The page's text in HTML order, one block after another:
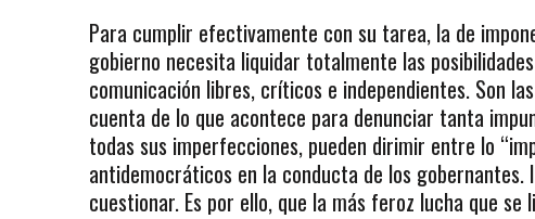
Para cumplir efectivamente con su tarea, la de
gobierno necesita liquidar totalmente las
comunicación libres, críticos e independientes. Son
cuenta de lo que acontece para denunciar tanta
todas sus imperfecciones, pueden dirimir entre lo
antidemocráticos en la conducta de los
cuestionar. Es por ello, que la más feroz lucha que